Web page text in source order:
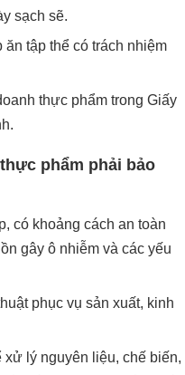
sạch sẽ.
tập thể có trách nhiệm
thực phẩm trong Giấy
phẩm phải bảo
có khoảng cách an toàn
gây ô nhiễm và các yếu
phục vụ sản xuất, kinh
lý nguyên liệu, chế biến,